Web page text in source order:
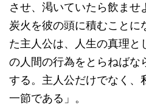
させ、渇いていたら飲ませ
炭火を彼の頭に積むことに
た主人公は、人生の真理と
の人間の行為をとらねばな
する。主人公だけでなく、
一節である」。